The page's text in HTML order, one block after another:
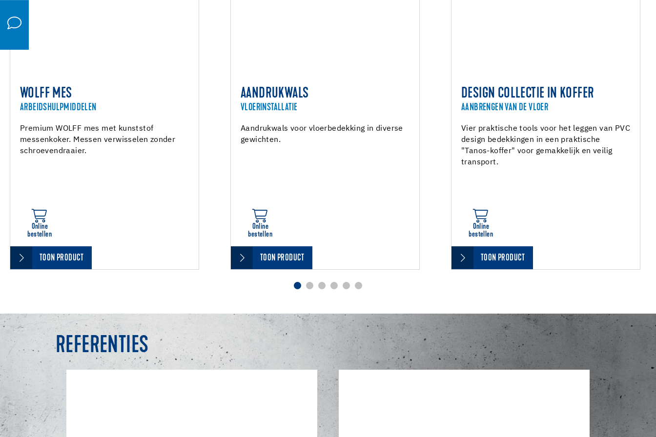
WOLFF MES
ARBEIDSHULPMIDDELEN
Premium WOLFF mes met kunststof
messenkoker. Messen verwisselen zonder
schroevendraaier.
Online
bestellen
TOON PRODUCT
AANDRUKWALS
VLOERINSTALLATIE
Aandrukwals voor vloerbedekking in diverse
gewichten.
Online
bestellen
TOON PRODUCT
DESIGN COLLECTIE IN KOFFER
AANBRENGEN VAN DE VLOER
Vier praktische tools voor het leggen van PVC
design bedekkingen in een praktische
"Tanos-koffer" voor gemakkelijk en veilig
transport.
Online
bestellen
TOON PRODUCT
REFERENTIES